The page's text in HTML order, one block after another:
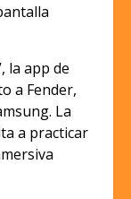
la app de
a Fender,
La
a practicar